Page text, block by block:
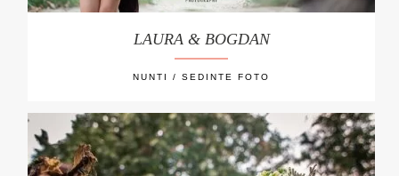
LAURA & BOGDAN
NUNTI / SEDINTE FOTO